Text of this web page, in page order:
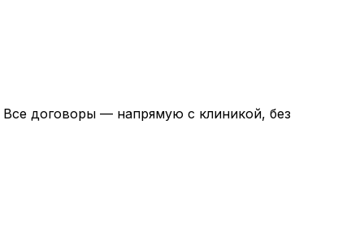
договоры — напрямую с клиникой, без